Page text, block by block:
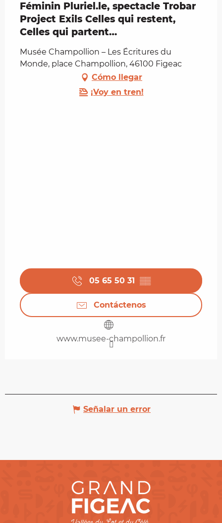
Féminin Pluriel.le, spectacle Trobar
Project Exils Celles qui restent,
Celles qui partent…
Musée Champollion – Les Écritures du
Monde, place Champollion, 46100 Figeac
Cómo llegar
¡Voy en tren!
05 65 50 31 ▒▒
Contáctenos
www.musee-champollion.fr
Señalar un error